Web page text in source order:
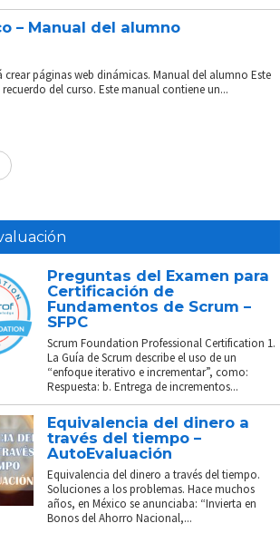
– Manual del alumno
páginas web dinámicas. Manual del alumno Este
del curso. Este manual contiene un...
Preguntas del Examen para
Certificación de
Fundamentos de Scrum –
SFPC
Scrum Foundation Professional Certification 1.
La Guía de Scrum describe el uso de un
“enfoque iterativo e incrementar”, como:
Respuesta: b. Entrega de incrementos...
Equivalencia del dinero a
través del tiempo –
AutoEvaluación
Equivalencia del dinero a través del tiempo.
Soluciones a los problemas. Hace muchos
años, en México se anunciaba: “Invierta en
Bonos del Ahorro Nacional,...